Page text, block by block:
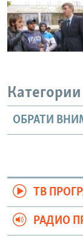
Категории
ОБРАТИ
ТВ
РАДИО